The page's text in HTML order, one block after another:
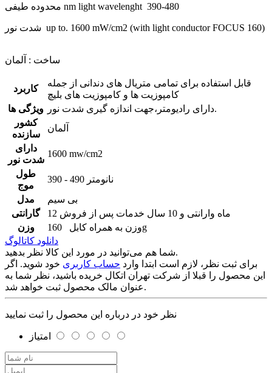
محدوده طیفی nm light wavelenght 390-480
شدت نور up to. 1600 mW/cm2 (with light conductor FOCUS 160)
ساخت : آلمان
کاربرد
قابل استفاده برای تمامی متریال های دندانی از جمله
کامپوزیت ها و کامپوزیت های بلیچ
ویژگی ها
دارای رادیومتر،جهت اندازه گیری شدت نور.
کشور
سازنده
آلمان
دارای
شدت نور
1600 mw/cm2
طول
موج
390 - 490 نانومتر
مدل
بی سیم
گارانتی
12 ماه وارانتی و 10 سال خدمات پس از فروش
وزن
وزن به همراه کابل 160g
دانلود کاتالوگ
شما هم می‌توانید در مورد این کالا نظر بدهید.
برای ثبت نظر، لازم است ابتدا وارد حساب کاربری خود شوید. اگر
این محصول را قبلا از شرکت تهران اتکال خریده باشید، نظر شما به
عنوان مالک محصول ثبت خواهد شد.
نظر خود در درباره این محصول را ثبت نمایید
امتیاز